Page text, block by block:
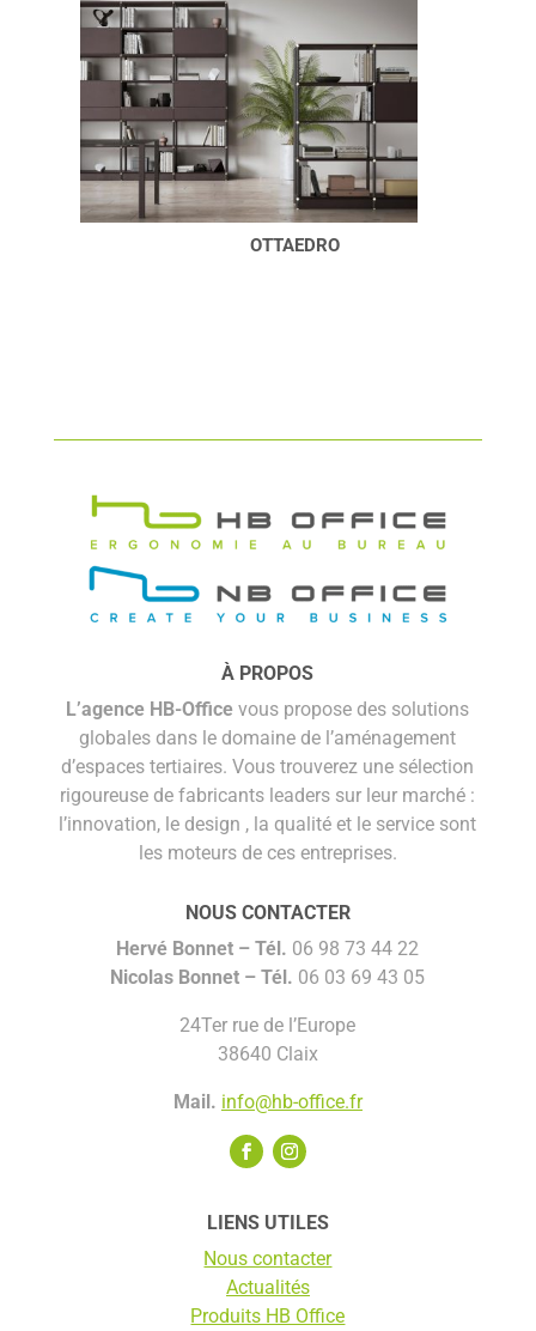
OTTAEDRO
À PROPOS
L’agence HB-Office vous propose des solutions
globales dans le domaine de l’aménagement
d’espaces tertiaires. Vous trouverez une sélection
rigoureuse de fabricants leaders sur leur marché :
l’innovation, le design , la qualité et le service sont
les moteurs de ces entreprises.
NOUS CONTACTER
Hervé Bonnet –Tél. 06 98 73 44 22
Nicolas Bonnet – Tél. 06 03 69 43 05
24Ter rue de l’Europe
38640 Claix
Mail. info@hb-office.fr
LIENS UTILES
Nous contacter
Actualités
Produits HB Office